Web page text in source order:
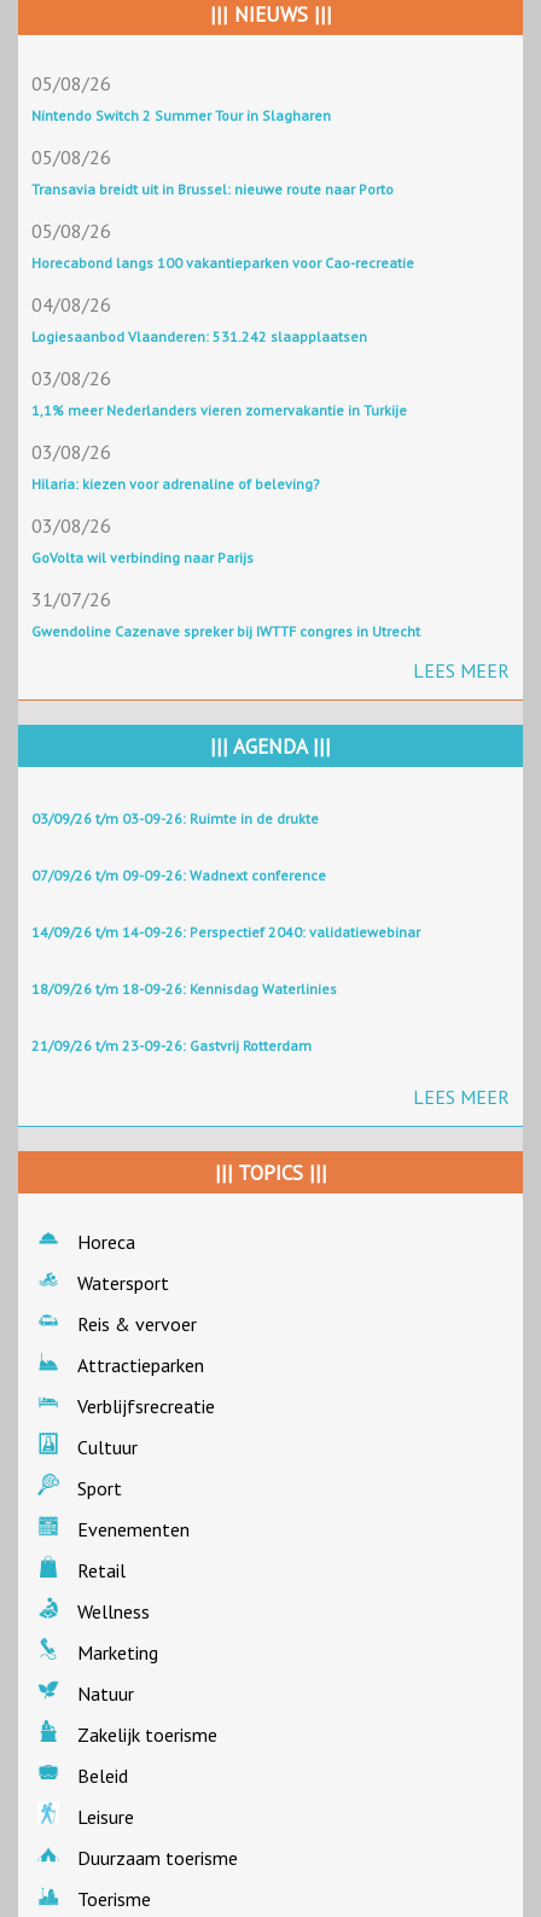
||| NIEUWS |||
05/08/26
Nintendo Switch 2 Summer Tour in Slagharen
05/08/26
Transavia breidt uit in Brussel: nieuwe route naar Porto
05/08/26
Horecabond langs 100 vakantieparken voor Cao-recreatie
04/08/26
Logiesaanbod Vlaanderen: 531.242 slaapplaatsen
03/08/26
1,1% meer Nederlanders vieren zomervakantie in Turkije
03/08/26
Hilaria: kiezen voor adrenaline of beleving?
03/08/26
GoVolta wil verbinding naar Parijs
31/07/26
Gwendoline Cazenave spreker bij IWTTF congres in Utrecht
LEES MEER
||| AGENDA |||
03/09/26 t/m 03-09-26: Ruimte in de drukte
07/09/26 t/m 09-09-26: Wadnext conference
14/09/26 t/m 14-09-26: Perspectief 2040: validatiewebinar
18/09/26 t/m 18-09-26: Kennisdag Waterlinies
21/09/26 t/m 23-09-26: Gastvrij Rotterdam
LEES MEER
||| TOPICS |||
Horeca
Watersport
Reis & vervoer
Attractieparken
Verblijfsrecreatie
Cultuur
Sport
Evenementen
Retail
Wellness
Marketing
Natuur
Zakelijk toerisme
Beleid
Leisure
Duurzaam toerisme
Toerisme